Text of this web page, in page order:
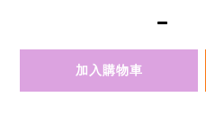
加入購物車